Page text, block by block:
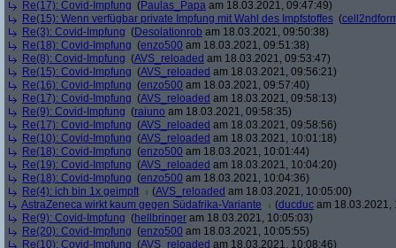
Re(17): Covid-Impfung (Paulas_Papa am 18.03.2021, 09:47:49)
Re(15): Wenn verfügbar private Impfung mit Wahl des Impfstoffes (
Re(3): Covid-Impfung (Desolationrob am 18.03.2021, 09:50:38)
Re(18): Covid-Impfung (enzo500 am 18.03.2021, 09:51:38)
Re(8): Covid-Impfung (AVS_reloaded am 18.03.2021, 09:53:47)
Re(15): Covid-Impfung (AVS_reloaded am 18.03.2021, 09:56:21)
Re(16): Covid-Impfung (enzo500 am 18.03.2021, 09:57:40)
Re(17): Covid-Impfung (AVS_reloaded am 18.03.2021, 09:58:13)
Re(9): Covid-Impfung (raiuno am 18.03.2021, 09:58:35)
Re(17): Covid-Impfung (AVS_reloaded am 18.03.2021, 09:58:56)
Re(10): Covid-Impfung (AVS_reloaded am 18.03.2021, 10:01:18)
Re(18): Covid-Impfung (enzo500 am 18.03.2021, 10:01:44)
Re(19): Covid-Impfung (AVS_reloaded am 18.03.2021, 10:04:20)
Re(18): Covid-Impfung (enzo500 am 18.03.2021, 10:04:36)
Re(4): ich bin 1x geimpft
(AVS_reloaded am 18.03.2021, 10:05:00)
AstraZeneca wirkt kaum gegen Südafrika-Variante
(ducduc am 18.03.2021,
Re(9): Covid-Impfung (hellbringer am 18.03.2021, 10:05:03)
Re(20): Covid-Impfung (enzo500 am 18.03.2021, 10:05:55)
Re(10): Covid-Impfung (AVS_reloaded am 18.03.2021, 10:08:46)